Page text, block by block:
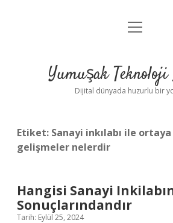
Anasayfa
Yasal Uyarı
menüyü
Yumuşak
Dijital dünyada huzurlu bir
Etiket: Sanayi inkılabı ile ortaya
gelişmeler nelerdir
Hangisi Sanayi
Sonuçlarındandır
Tarih: Eylül 25, 2024